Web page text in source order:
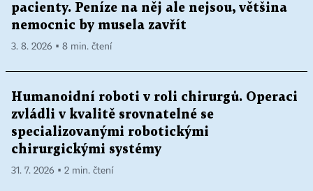
pacienty. Peníze na něj ale nejsou, většina
nemocnic by musela zavřít
3. 8. 2026 ▪ 8 min. čtení
Humanoidní roboti v roli chirurgů. Operaci
zvládli v kvalitě srovnatelné se
specializovanými robotickými
chirurgickými systémy
31. 7. 2026 ▪ 2 min. čtení